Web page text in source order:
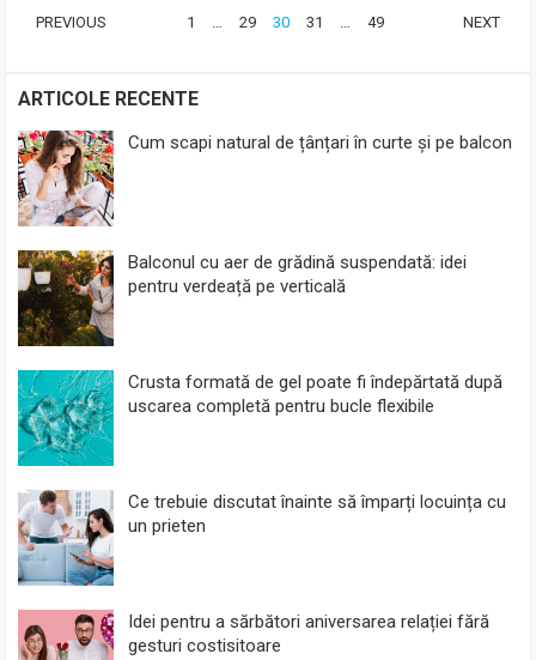
PAGINAȚIE
PREVIOUS 1 … 29 30 31 … 49 NEXT
ARTICOLE RECENTE
Cum scapi natural de țânțari în curte și pe balcon
Balconul cu aer de grădină suspendată: idei
pentru verdeață pe verticală
Crusta formată de gel poate fi îndepărtată după
uscarea completă pentru bucle flexibile
Ce trebuie discutat înainte să împarți locuința cu
un prieten
Idei pentru a sărbători aniversarea relației fără
gesturi costisitoare